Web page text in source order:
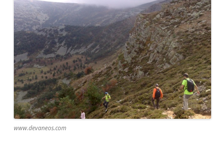
www.devaneos.com